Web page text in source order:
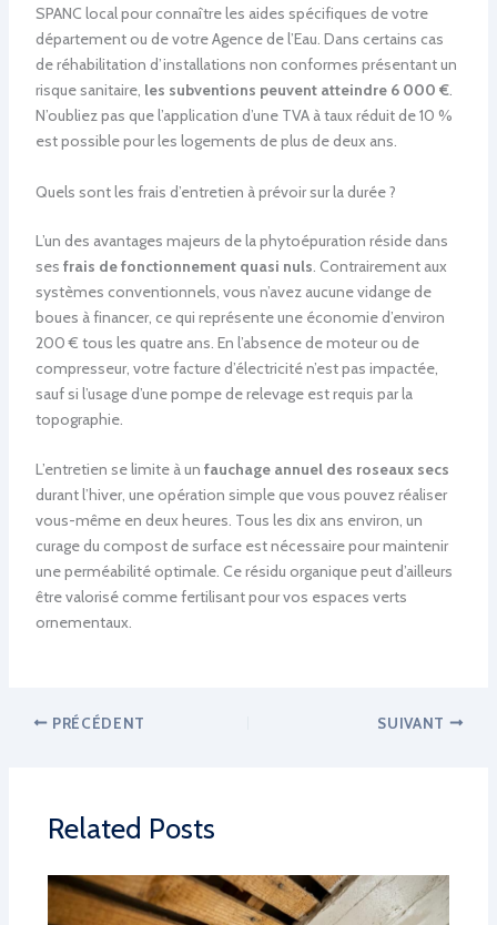
SPANC local pour connaître les aides spécifiques de votre
département ou de votre Agence de l’Eau. Dans certains cas
de réhabilitation d’installations non conformes présentant un
risque sanitaire, les subventions peuvent atteindre 6 000 €.
N’oubliez pas que l’application d’une TVA à taux réduit de 10 %
est possible pour les logements de plus de deux ans.
Quels sont les frais d’entretien à prévoir sur la durée ?
L’un des avantages majeurs de la phytoépuration réside dans
ses frais de fonctionnement quasi nuls. Contrairement aux
systèmes conventionnels, vous n’avez aucune vidange de
boues à financer, ce qui représente une économie d’environ
200 € tous les quatre ans. En l’absence de moteur ou de
compresseur, votre facture d’électricité n’est pas impactée,
sauf si l’usage d’une pompe de relevage est requis par la
topographie.
L’entretien se limite à un fauchage annuel des roseaux secs
durant l’hiver, une opération simple que vous pouvez réaliser
vous-même en deux heures. Tous les dix ans environ, un
curage du compost de surface est nécessaire pour maintenir
une perméabilité optimale. Ce résidu organique peut d’ailleurs
être valorisé comme fertilisant pour vos espaces verts
ornementaux.
PRÉCÉDENT SUIVANT
Related Posts